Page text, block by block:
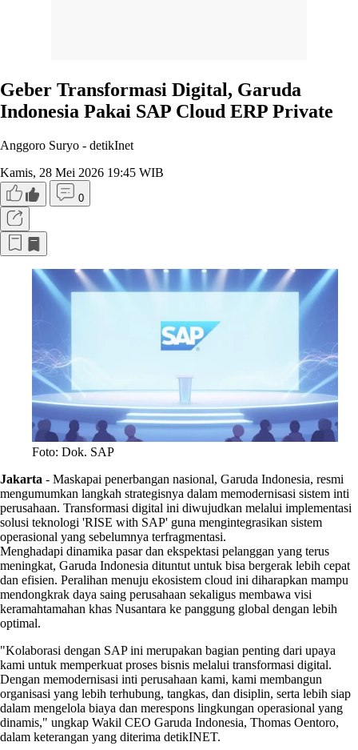
Geber Transformasi Digital, Garuda
Indonesia Pakai SAP Cloud ERP Private
Anggoro Suryo - detikInet
Kamis, 28 Mei 2026 19:45 WIB
0
Foto: Dok. SAP
Jakarta - Maskapai penerbangan nasional, Garuda Indonesia, resmi
mengumumkan langkah strategisnya dalam memodernisasi sistem inti
perusahaan. Transformasi digital ini diwujudkan melalui implementasi
solusi teknologi 'RISE with SAP' guna mengintegrasikan sistem
operasional yang sebelumnya terfragmentasi.
Menghadapi dinamika pasar dan ekspektasi pelanggan yang terus
meningkat, Garuda Indonesia dituntut untuk bisa bergerak lebih cepat
dan efisien. Peralihan menuju ekosistem cloud ini diharapkan mampu
mendongkrak daya saing perusahaan sekaligus membawa visi
keramahtamahan khas Nusantara ke panggung global dengan lebih
optimal.
"Kolaborasi dengan SAP ini merupakan bagian penting dari upaya
kami untuk memperkuat proses bisnis melalui transformasi digital.
Dengan memodernisasi inti perusahaan kami, kami membangun
organisasi yang lebih terhubung, tangkas, dan disiplin, serta lebih siap
dalam mengelola biaya dan merespons lingkungan operasional yang
dinamis," ungkap Wakil CEO Garuda Indonesia, Thomas Oentoro,
dalam keterangan yang diterima detikINET.